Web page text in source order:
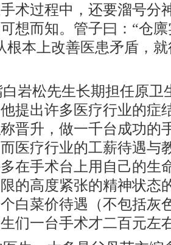
术过程中，还要溜号分
想而知。管子曰：“仓
根本上改善医患矛盾，
白岩松先生长期担任原卫
提出许多医疗行业的症
晋升，做一千台成功的
医疗行业的工薪待遇与
在手术台上用自己的生
的高度紧张的精神状态
白菜价待遇（不包括灰
们一台手术才二百元左